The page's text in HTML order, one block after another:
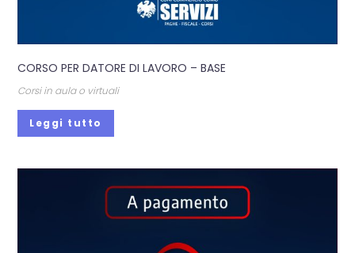
CORSO PER DATORE DI LAVORO – BASE
Corsi in aula o virtuali
Leggi tutto